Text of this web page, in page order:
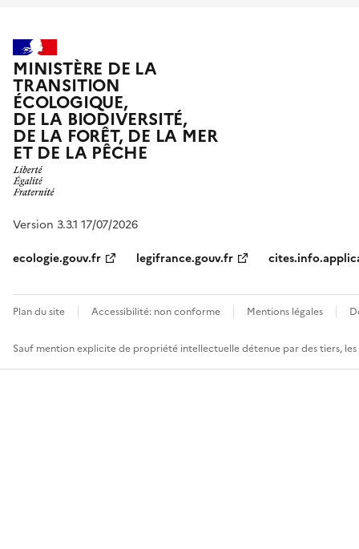
MINISTÈRE DE LA
TRANSITION
ÉCOLOGIQUE,
DE LA BIODIVERSITÉ,
DE LA FORÊT, DE LA MER
ET DE LA PÊCHE
Version 3.3.1 17/07/2026
ecologie.gouv.fr
legifrance.gouv.fr
Plan du site Accessibilité: non conforme Mentions légales
Sauf mention explicite de propriété intellectuelle détenue par des tiers,